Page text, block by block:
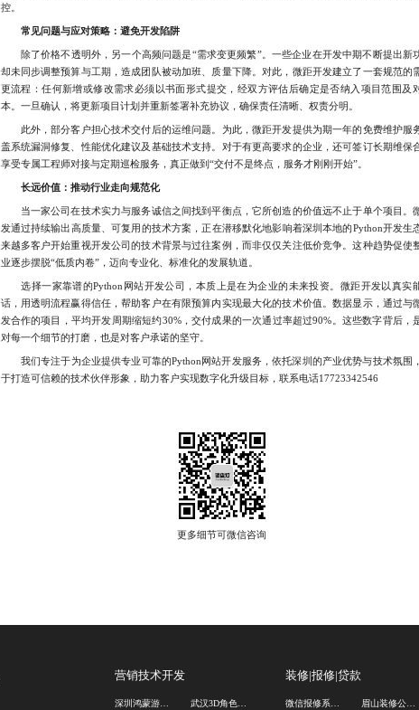
控。
常见问题与应对策略：避免开发陷阱
除了价格不透明外，另一个高频问题是“需求变更频繁”。一些企业在开发中期不断提出新
却未同步调整预算与工期，造成团队被动加班、质量下降。对此，微距开发建立了一套规范的
更流程：任何新增或修改需求必须以书面形式提交，经双方评估后确定是否纳入项目范围及
本。一旦确认，将更新项目计划并重新签署补充协议，确保责任清晰、权责分明。
此外，部分客户担心技术交付后的运维问题。为此，微距开发提供为期一年的免费维护服
盖系统漏洞修复、性能优化建议及基础技术支持。对于有更高要求的企业，还可签订长期维保
享受专属工程师对接与定期巡检服务，真正做到“交付不是终点，服务才刚刚开始”。
长远价值：推动行业走向规范化
当一家公司在技术实力与服务诚信之间找到平衡点，它所创造的价值远不止于单个项目。
发通过持续输出高质量、可复用的技术方案，正在潜移默化地影响着深圳本地的Python开发生
来越多客户开始重视开发公司的技术背景与过往案例，而非仅仅关注低价竞争。这种趋势促使
业逐步摆脱“低质内卷”，迈向专业化、标准化的发展轨道。
选择一家靠谱的Python网站开发公司，本质上是在为企业的未来投资。微距开发以真实
话，用透明流程赢得信任，帮助客户在有限预算内实现最大化的技术价值。数据显示，通过与
发合作的项目，平均开发周期缩短约30%，交付成果的一次通过率超过90%。这些数字背后，
对每一个细节的打磨，也是对客户承诺的坚守。
我们专注于为企业提供专业可靠的Python网站开发服务，依托深圳的产业优势与技术氛围
于打造可信赖的技术伙伴形象，助力客户实现数字化升级目标，联系电话17723342546
营销技术开发
深圳鸿蒙游戏开发公司 武汉3D角色建模渲染
装修|报修|贷款
微信报修系统定制 眉山装修公司口碑